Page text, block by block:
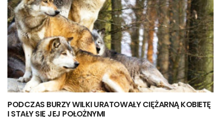
PODCZAS BURZY WILKI URATOWAŁY CIĘŻARNĄ KOBIETĘ
I STAŁY SIĘ JEJ POŁOŻNYMI